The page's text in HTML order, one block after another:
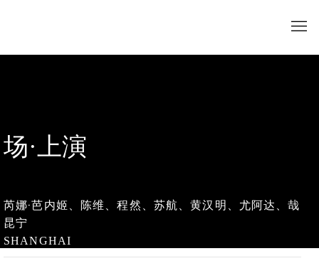
场·上演
芮娜·芭内姬、陈维、程然、苏航、黄汉明、尤阿达、哉
昆宁
SHANGHAI